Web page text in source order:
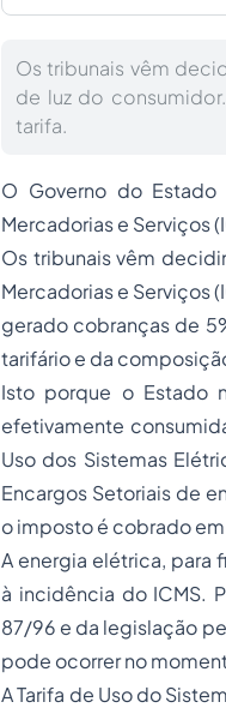
Os tribunais vêm
de luz do
tarifa.
O Governo do
Mercadorias e Serviços
Os tribunais vêm
Mercadorias e Serviços
gerado cobranças de
tarifário e da
Isto porque o Estado
efetivamente
Uso dos Sistemas
Encargos Setoriais de
o imposto é cobrado
A energia elétrica, para
à incidência do ICMS.
87/96 e da legislação
pode ocorrer no
A Tarifa de Uso do